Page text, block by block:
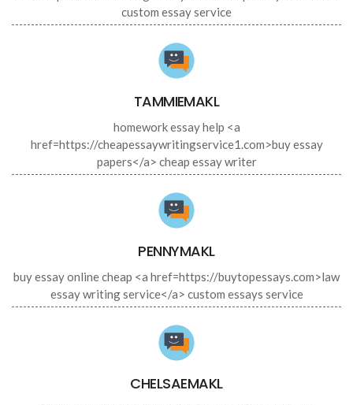
custom essay service
TAMMIEMAKL
homework essay help <a
href=https://cheapessaywritingservice1.com>buy essay
papers</a> cheap essay writer
PENNYMAKL
buy essay online cheap <a href=https://buytopessays.com>law
essay writing service</a> custom essays service
CHELSAEMAKL